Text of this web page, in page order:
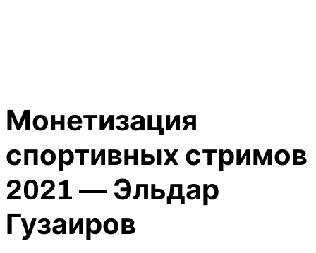
Монетизация
спортивных стримов
2021 — Эльдар
Гузаиров